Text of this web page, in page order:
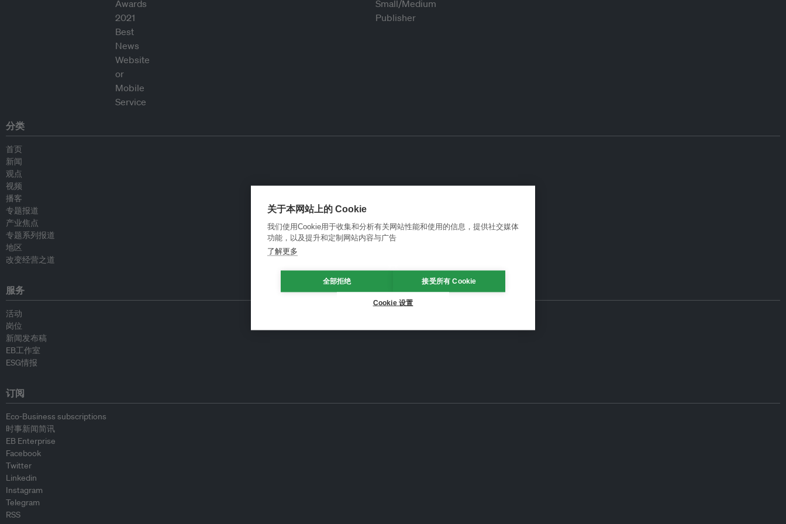
分类
首页
新闻
观点
视频
播客
专题报道
产业焦点
专题系列报道
地区
改变经营之道
服务
活动
岗位
新闻发布稿
EB工作室
ESG情报
订阅
Eco-Business subscriptions
时事新闻简讯
EB Enterprise
Facebook
Twitter
Linkedin
Instagram
Telegram
RSS
关于本网站上的 Cookie
我们使用Cookie用于收集和分析有关网站性能和使用的信息，提供社交媒体
功能，以及提升和定制网站内容与广告
了解更多
全部拒绝 接受所有 Cookie
Cookie 设置